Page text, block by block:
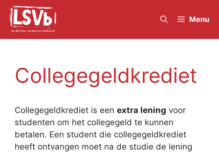
Skip
content
Menu
Collegegeldkrediet
Collegegeldkrediet is een extra lening voor
studenten om het collegegeld te kunnen
betalen. Een student die collegegeldkrediet
heeft ontvangen moet na de studie de lening